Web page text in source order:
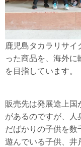
鹿児島タカラリサ
った商品を、海外に
を目指しています。
販売先は発展途上国
があるのですが、人
だばかりの子供を数
遊んでいる子供、井